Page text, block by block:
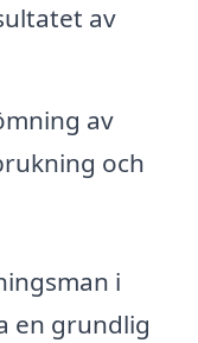
av
av
och
i
en grundlig